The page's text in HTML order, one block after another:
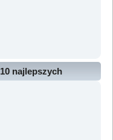
10 najlepszych